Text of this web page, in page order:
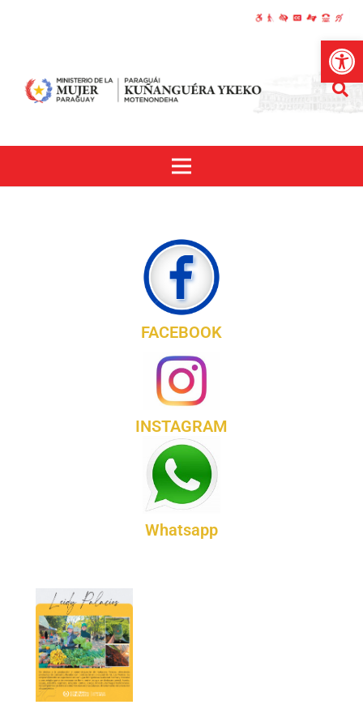
FACEBOOK
INSTAGRAM
Whatsapp